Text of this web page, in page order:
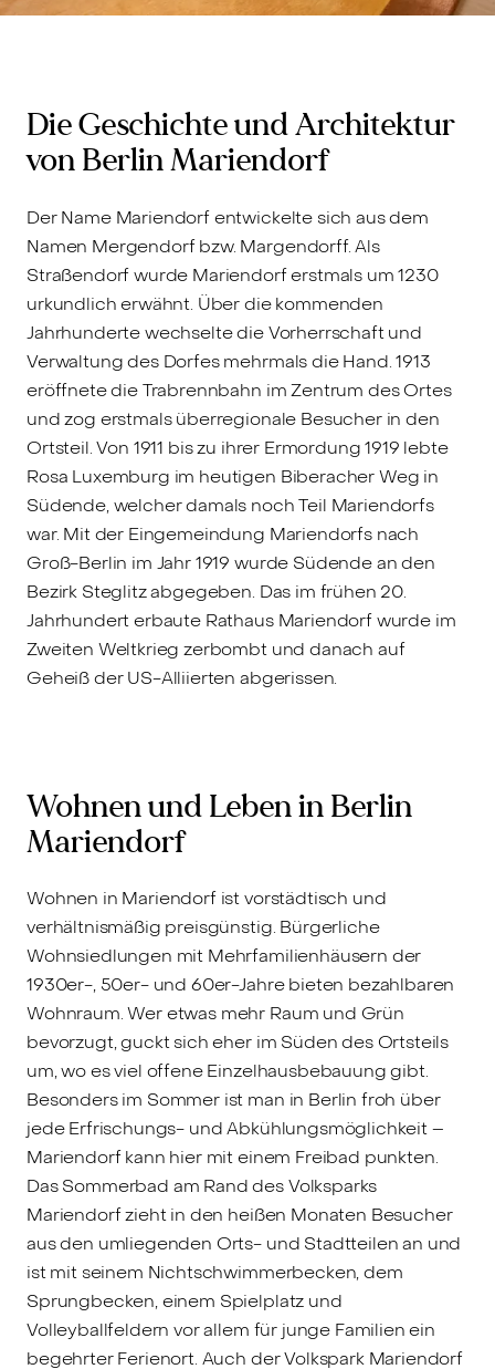
Die Geschichte und Architektur
von Berlin Mariendorf
Der Name Mariendorf entwickelte sich aus dem
Namen Mergendorf bzw. Margendorff. Als
Straßendorf wurde Mariendorf erstmals um 1230
urkundlich erwähnt. Über die kommenden
Jahrhunderte wechselte die Vorherrschaft und
Verwaltung des Dorfes mehrmals die Hand. 1913
eröffnete die Trabrennbahn im Zentrum des Ortes
und zog erstmals überregionale Besucher in den
Ortsteil. Von 1911 bis zu ihrer Ermordung 1919 lebte
Rosa Luxemburg im heutigen Biberacher Weg in
Südende, welcher damals noch Teil Mariendorfs
war. Mit der Eingemeindung Mariendorfs nach
Groß-Berlin im Jahr 1919 wurde Südende an den
Bezirk Steglitz abgegeben. Das im frühen 20.
Jahrhundert erbaute Rathaus Mariendorf wurde im
Zweiten Weltkrieg zerbombt und danach auf
Geheiß der US-Alliierten abgerissen.
Wohnen und Leben in Berlin
Mariendorf
Wohnen in Mariendorf ist vorstädtisch und
verhältnismäßig preisgünstig. Bürgerliche
Wohnsiedlungen mit Mehrfamilienhäusern der
1930er-, 50er- und 60er-Jahre bieten bezahlbaren
Wohnraum. Wer etwas mehr Raum und Grün
bevorzugt, guckt sich eher im Süden des Ortsteils
um, wo es viel offene Einzelhausbebauung gibt.
Besonders im Sommer ist man in Berlin froh über
jede Erfrischungs- und Abkühlungsmöglichkeit –
Mariendorf kann hier mit einem Freibad punkten.
Das Sommerbad am Rand des Volksparks
Mariendorf zieht in den heißen Monaten Besucher
aus den umliegenden Orts- und Stadtteilen an und
ist mit seinem Nichtschwimmerbecken, dem
Sprungbecken, einem Spielplatz und
Volleyballfeldern vor allem für junge Familien ein
begehrter Ferienort. Auch der Volkspark Mariendorf